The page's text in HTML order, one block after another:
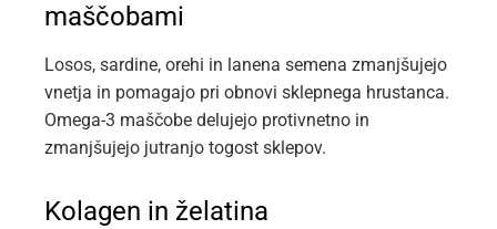
maščobami
Losos, sardine, orehi in lanena semena zmanjšujejo
vnetja in pomagajo pri obnovi sklepnega hrustanca.
Omega-3 maščobe delujejo protivnetno in
zmanjšujejo jutranjo togost sklepov.
Kolagen in želatina